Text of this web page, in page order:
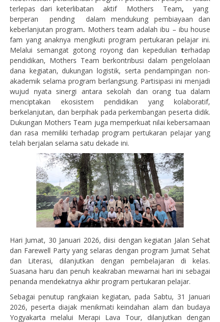
terlepas dari keterlibatan aktif Mothers Team,yang
berperan pending dalam mendukung pembiayaan dan
keberlanjutan program. Mothers team adalah ibu – ibu house
fam yang anaknya mengikuti program pertukaran pelajar ini.
Melalui semangat gotong royong dan kepedulian terhadap
pendidikan, Mothers Team berkontribusi dalam pengelolaan
dana kegiatan, dukungan logistik, serta pendampingan non-
akademik selama program berlangsung. Partisipasi ini menjadi
wujud nyata sinergi antara sekolah dan orang tua dalam
menciptakan ekosistem pendidikan yang kolaboratif,
berkelanjutan, dan berpihak pada perkembangan peserta didik.
Dukungan Mothers Team juga memperkuat nilai kebersamaan
dan rasa memiliki terhadap program pertukaran pelajar yang
telah berjalan selama satu dekade ini.
Hari Jumat, 30 Januari 2026, diisi dengan kegiatan Jalan Sehat
dan Farewell Party yang selaras dengan program Jumat Sehat
dan Literasi, dilanjutkan dengan pembelajaran di kelas.
Suasana haru dan penuh keakraban mewarnai hari ini sebagai
penanda mendekatnya akhir program pertukaran pelajar.
Sebagai penutup rangkaian kegiatan, pada Sabtu, 31 Januari
2026, peserta diajak menikmati keindahan alam dan budaya
Yogyakarta melalui Merapi Lava Tour, dilanjutkan dengan